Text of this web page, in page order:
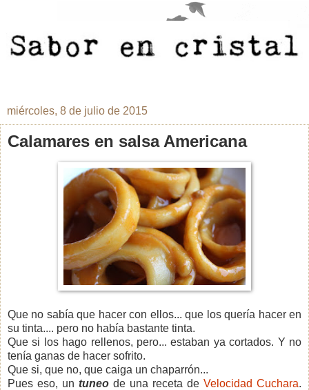
miércoles, 8 de julio de 2015
Calamares en salsa Americana
Que no sabía que hacer con ellos... que los quería hacer en
su tinta.... pero no había bastante tinta.
Que si los hago rellenos, pero... estaban ya cortados. Y no
tenía ganas de hacer sofrito.
Que si, que no, que caiga un chaparrón...
Pues eso, un tuneo de una receta de Velocidad Cuchara.